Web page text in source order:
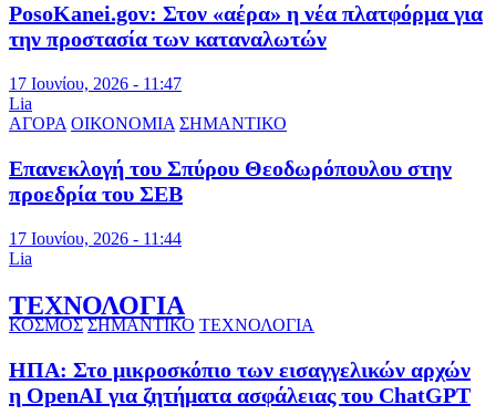
PosoKanei.gov: Στον «αέρα» η νέα πλατφόρμα για
την προστασία των καταναλωτών
17 Ιουνίου, 2026 - 11:47
Lia
ΑΓΟΡΑ ΟΙΚΟΝΟΜΙΑ ΣΗΜΑΝΤΙΚΟ
Επανεκλογή του Σπύρου Θεοδωρόπουλου στην
προεδρία του ΣΕΒ
17 Ιουνίου, 2026 - 11:44
Lia
ΤΕΧΝΟΛΟΓΙΑ
ΚΟΣΜΟΣ ΣΗΜΑΝΤΙΚΟ ΤΕΧΝΟΛΟΓΙΑ
ΗΠΑ: Στο μικροσκόπιο των εισαγγελικών αρχών
η OpenAI για ζητήματα ασφάλειας του ChatGPT